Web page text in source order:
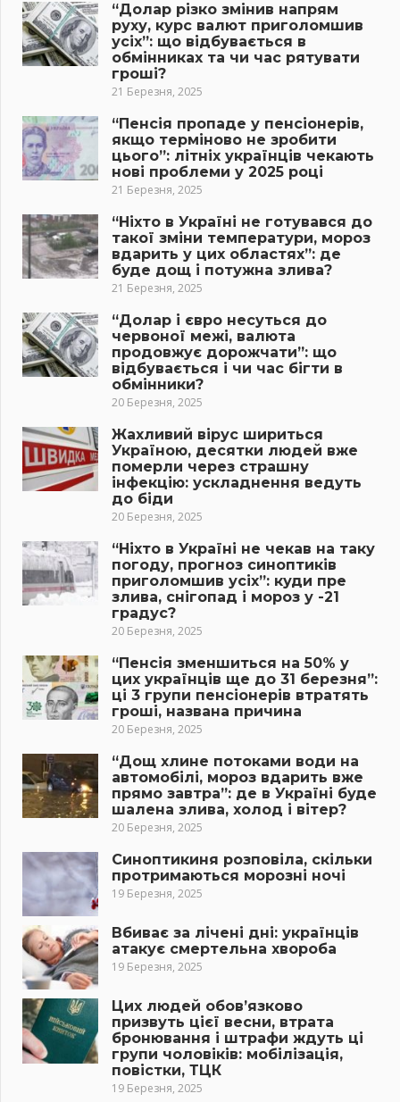
“Долар різко змінив напрям
руху, курс валют приголомшив
усіх”: що відбувається в
обмінниках та чи час рятувати
гроші?
21 Березня, 2025
“Пенсія пропаде у пенсіонерів,
якщо терміново не зробити
цього”: літніх українців чекають
нові проблеми у 2025 році
21 Березня, 2025
“Ніхто в Україні не готувався до
такої зміни температури, мороз
вдарить у цих областях”: де
буде дощ і потужна злива?
21 Березня, 2025
“Долар і євро несуться до
червоної межі, валюта
продовжує дорожчати”: що
відбувається і чи час бігти в
обмінники?
20 Березня, 2025
Жахливий вірус шириться
Україною, десятки людей вже
померли через страшну
інфекцію: ускладнення ведуть
до біди
20 Березня, 2025
“Ніхто в Україні не чекав на таку
погоду, прогноз синоптиків
приголомшив усіх”: куди пре
злива, снігопад і мороз у -21
градус?
20 Березня, 2025
“Пенсія зменшиться на 50% у
цих українців ще до 31 березня”:
ці 3 групи пенсіонерів втратять
гроші, названа причина
20 Березня, 2025
“Дощ хлине потоками води на
автомобілі, мороз вдарить вже
прямо завтра”: де в Україні буде
шалена злива, холод і вітер?
20 Березня, 2025
Синоптикиня розповіла, скільки
протримаються морозні ночі
19 Березня, 2025
Вбиває за лічені дні: українців
атакує смертельна хвороба
19 Березня, 2025
Цих людей обов’язково
призвуть цієї весни, втрата
бронювання і штрафи ждуть ці
групи чоловіків: мобілізація,
повістки, ТЦК
19 Березня, 2025